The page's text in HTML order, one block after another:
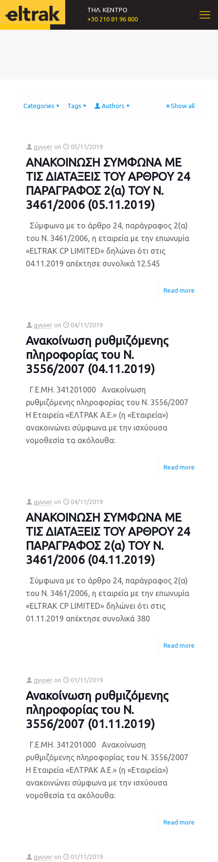
ΤΗΛ. ΚΕΝΤΡΟ
+30 210 81 96 800
Categories Tags Authors Show all
gyuser on 05/11/2019
ΑΝΑΚΟΙΝΩΣΗ ΣΥΜΦΩΝΑ ΜΕ
ΤΙΣ ΔΙΑΤΑΞΕΙΣ ΤΟΥ ΑΡΘΡΟY 24
ΠΑΡΑΓΡΑΦΟΣ 2(α) ΤΟΥ Ν.
3461/2006 (05.11.2019)
Σύμφωνα με το άρθρο 24, παράγραφος 2(α)
του Ν. 3461/2006, η εταιρεία με την επωνυμία
«ELTRAK CP LIMITED» δηλώνει ότι στις
04.11.2019 απέκτησε συνολικά 12.545
Read more
gyuser on 04/11/2019
Ανακοίνωση ρυθμιζόμενης
πληροφορίας του Ν.
3556/2007 (04.11.2019)
Γ.Ε.ΜΗ. 341201000 Ανακοίνωση
ρυθμιζόμενης πληροφορίας του Ν. 3556/2007
Η Εταιρεία «ΕΛΤΡΑΚ Α.Ε.» (η «Εταιρεία»)
ανακοινώνει σύμφωνα με την ισχύουσα
νομοθεσία τα ακόλουθα:
Read more
gyuser on 04/11/2019
ΑΝΑΚΟΙΝΩΣΗ ΣΥΜΦΩΝΑ ΜΕ
ΤΙΣ ΔΙΑΤΑΞΕΙΣ ΤΟΥ ΑΡΘΡΟY 24
ΠΑΡΑΓΡΑΦΟΣ 2(α) ΤΟΥ Ν.
3461/2006 (04.11.2019)
Σύμφωνα με το άρθρο 24, παράγραφος 2(α)
του Ν. 3461/2006, η εταιρεία με την επωνυμία
«ELTRAK CP LIMITED» δηλώνει ότι στις
01.11.2019 απέκτησε συνολικά 380
Read more
gyuser on 01/11/2019
Ανακοίνωση ρυθμιζόμενης
πληροφορίας του Ν.
3556/2007 (01.11.2019)
Γ.Ε.ΜΗ. 341201000 Ανακοίνωση
ρυθμιζόμενης πληροφορίας του Ν. 3556/2007
Η Εταιρεία «ΕΛΤΡΑΚ Α.Ε.» (η «Εταιρεία»)
ανακοινώνει σύμφωνα με την ισχύουσα
νομοθεσία τα ακόλουθα:
Read more
gyuser on 01/11/2019